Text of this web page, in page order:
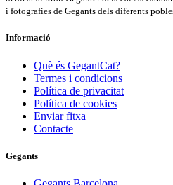
i fotografies de Gegants dels diferents
Informació
Què és GegantCat?
Termes i condicions
Política de privacitat
Política de cookies
Enviar fitxa
Contacte
Gegants